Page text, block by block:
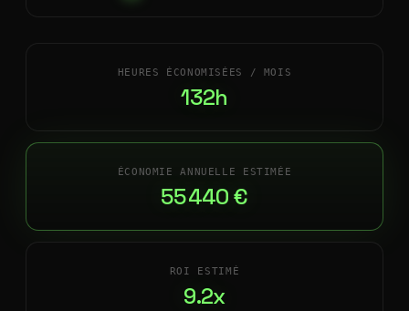
HEURES ÉCONOMISÉES / MOIS
132h
ÉCONOMIE ANNUELLE ESTIMÉE
55 440 €
ROI ESTIMÉ
9.2x